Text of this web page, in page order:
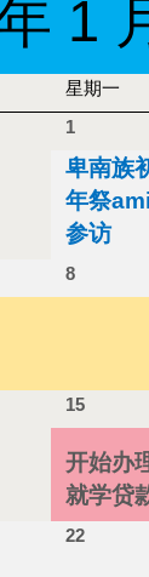
1
星期一
1
卑南族
年祭
参访
8
15
开始办
就学贷
22